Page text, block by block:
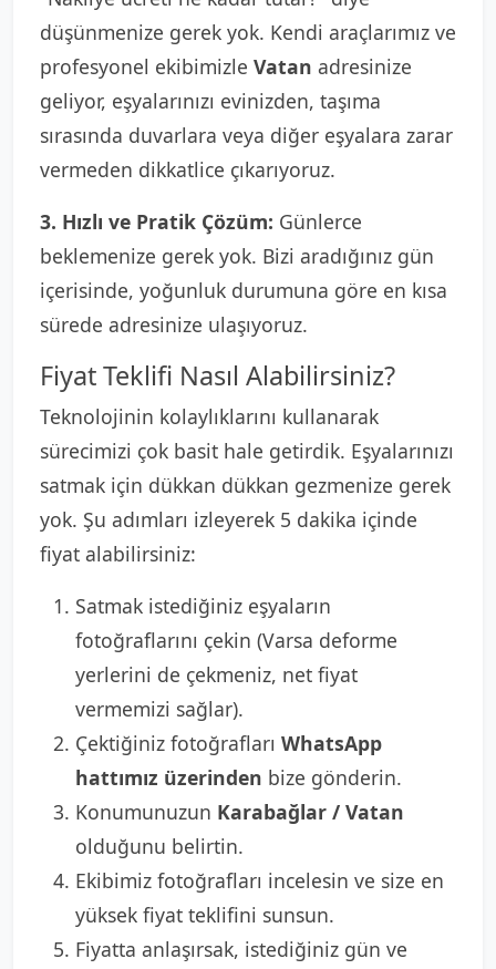
düşünmenize gerek yok. Kendi araçlarımız ve
profesyonel ekibimizle Vatan adresinize
geliyor, eşyalarınızı evinizden, taşıma
sırasında duvarlara veya diğer eşyalara zarar
vermeden dikkatlice çıkarıyoruz.
3. Hızlı ve Pratik Çözüm: Günlerce
beklemenize gerek yok. Bizi aradığınız gün
içerisinde, yoğunluk durumuna göre en kısa
sürede adresinize ulaşıyoruz.
Fiyat Teklifi Nasıl Alabilirsiniz?
Teknolojinin kolaylıklarını kullanarak
sürecimizi çok basit hale getirdik. Eşyalarınızı
satmak için dükkan dükkan gezmenize gerek
yok. Şu adımları izleyerek 5 dakika içinde
fiyat alabilirsiniz:
Satmak istediğiniz eşyaların
fotoğraflarını çekin (Varsa deforme
yerlerini de çekmeniz, net fiyat
vermemizi sağlar).
Çektiğiniz fotoğrafları WhatsApp
hattımız üzerinden bize gönderin.
Konumunuzun Karabağlar / Vatan
olduğunu belirtin.
Ekibimiz fotoğrafları incelesin ve size en
yüksek fiyat teklifini sunsun.
Fiyatta anlaşırsak, istediğiniz gün ve